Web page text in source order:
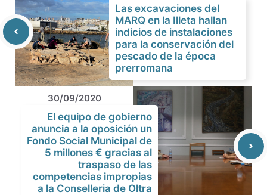
Las excavaciones del
MARQ en la Illeta hallan
indicios de instalaciones
para la conservación del
pescado de la época
prerromana
30/09/2020
El equipo de gobierno
anuncia a la oposición un
Fondo Social Municipal de
5 millones € gracias al
traspaso de las
competencias impropias
a la Conselleria de Oltra